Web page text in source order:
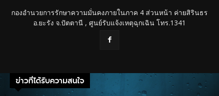
กองอำนวยการรักษาความมั่นคงภายในภาค 4 ส่วนหน้า ค่ายสิรินธร
อ.ยะรัง จ.ปัตตานี , ศูนย์รับแจ้งเหตุฉุกเฉิน โทร.1341
ข่าวที่ได้รับความสนใจ